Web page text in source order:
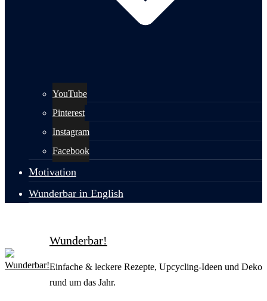
YouTube
Pinterest
Instagram
Facebook
Motivation
Wunderbar in English
Wunderbar!
Einfache & leckere Rezepte, Upcycling-Ideen und Deko
rund um das Jahr.